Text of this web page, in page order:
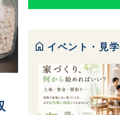
home イベント・見